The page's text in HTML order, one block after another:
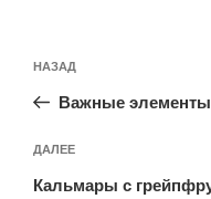
по
записям
Предыдущая
запись:
НАЗАД
Важные элементы
Следующая
запись
ДАЛЕЕ
Кальмары с